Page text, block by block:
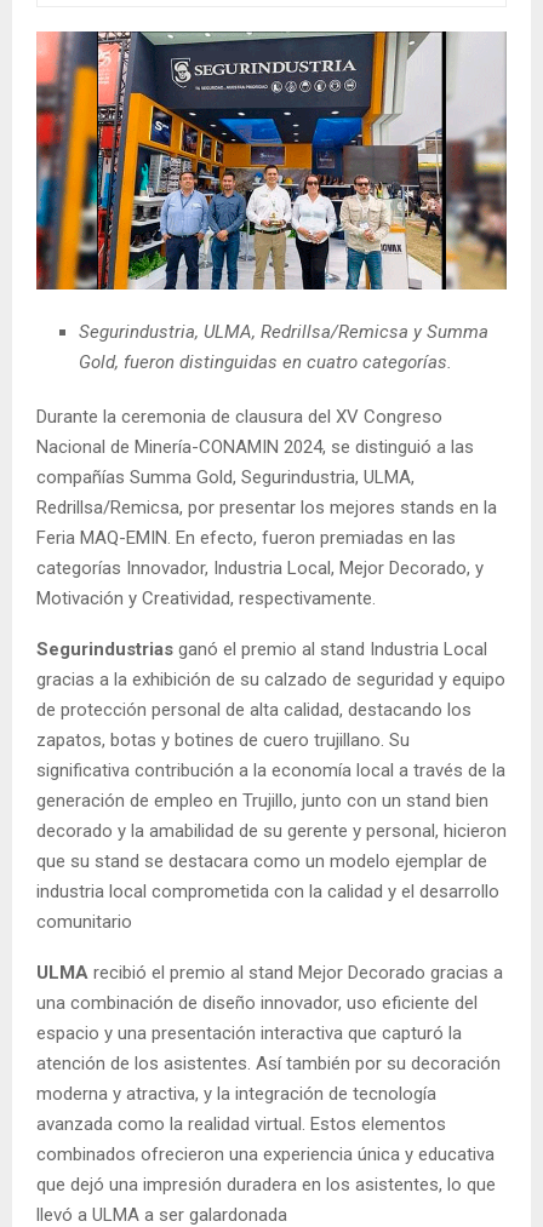
Segurindustria, ULMA, Redrillsa/Remicsa y Summa
Gold, fueron distinguidas en cuatro categorías.
Durante la ceremonia de clausura del XV Congreso
Nacional de Minería-CONAMIN 2024, se distinguió a las
compañías Summa Gold, Segurindustria, ULMA,
Redrillsa/Remicsa, por presentar los mejores stands en la
Feria MAQ-EMIN. En efecto, fueron premiadas en las
categorías Innovador, Industria Local, Mejor Decorado, y
Motivación y Creatividad, respectivamente.
Segurindustrias ganó el premio al stand Industria Local
gracias a la exhibición de su calzado de seguridad y equipo
de protección personal de alta calidad, destacando los
zapatos, botas y botines de cuero trujillano. Su
significativa contribución a la economía local a través de la
generación de empleo en Trujillo, junto con un stand bien
decorado y la amabilidad de su gerente y personal, hicieron
que su stand se destacara como un modelo ejemplar de
industria local comprometida con la calidad y el desarrollo
comunitario
ULMA recibió el premio al stand Mejor Decorado gracias a
una combinación de diseño innovador, uso eficiente del
espacio y una presentación interactiva que capturó la
atención de los asistentes. Así también por su decoración
moderna y atractiva, y la integración de tecnología
avanzada como la realidad virtual. Estos elementos
combinados ofrecieron una experiencia única y educativa
que dejó una impresión duradera en los asistentes, lo que
llevó a ULMA a ser galardonada